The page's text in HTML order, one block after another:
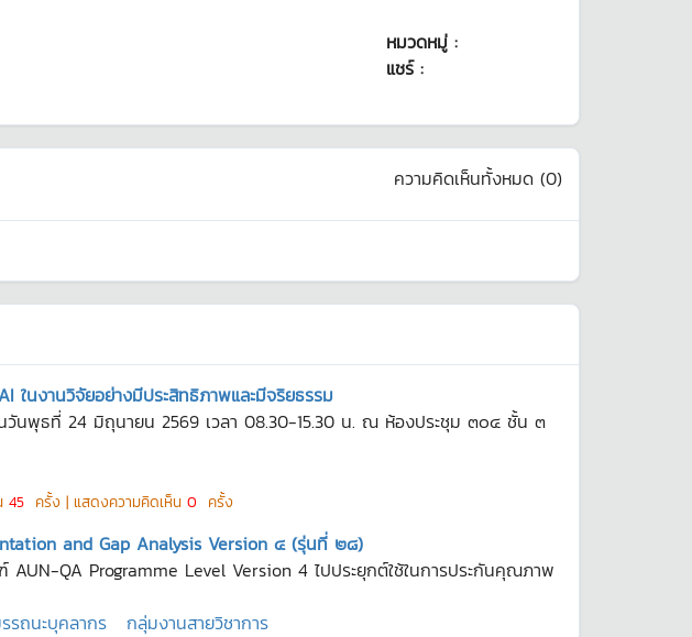
หมวดหมู่ :
แชร์ :
ความคิดเห็นทั้งหมด (0)
ในงานวิจัยอย่างมีประสิทธิภาพและมีจริยธรรม
นวันพุธที่ 24 มิถุนายน 2569 เวลา 08.30-15.30 น. ณ ห้องประชุม ๓๐๔ ชั้น ๓
45 ครั้ง | แสดงความคิดเห็น 0 ครั้ง
and Gap Analysis Version ๔ (รุ่นที่ ๒๘)
AUN-QA Programme Level Version 4 ไปประยุกต์ใช้ในการประกันคุณภาพ
รถนะบุคลากร กลุ่มงานสายวิชาการ